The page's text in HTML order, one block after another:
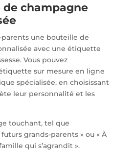
champagne
parents une bouteille de
avec une étiquette
Vous pouvez
sur mesure en ligne
spécialisée, en choisissant
leur personnalité et les
touchant, tel que
grands-parents » ou « À
qui s’agrandit ».